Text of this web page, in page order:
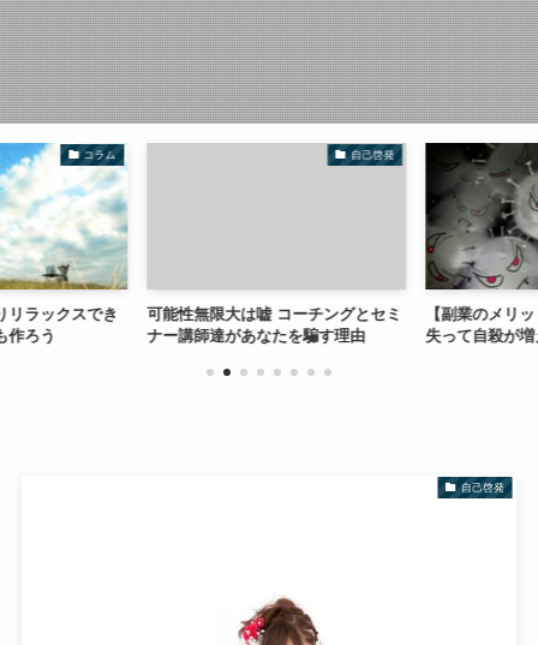
コラム
ラックスでき
ろう
自己啓発
可能性無限大は嘘 コーチングとセミ
ナー講師達があなたを騙す理由
【副業のメリッ
失って自殺が増
自己啓発